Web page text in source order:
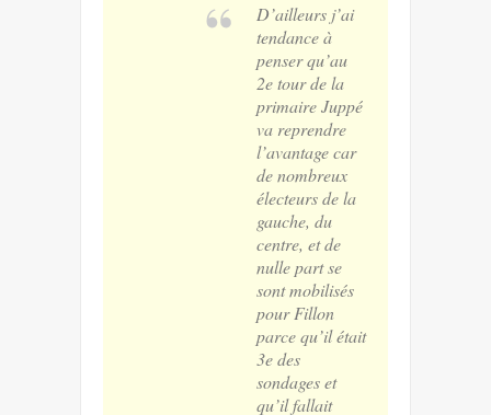
D’ailleurs j’ai
tendance à
penser qu’au
2e tour de la
primaire Juppé
va reprendre
l’avantage car
de nombreux
électeurs de la
gauche, du
centre, et de
nulle part se
sont mobilisés
pour Fillon
parce qu’il était
3e des
sondages et
qu’il fallait